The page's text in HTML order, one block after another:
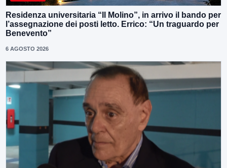
Residenza universitaria “Il Molino”, in arrivo il bando per
l’assegnazione dei posti letto. Errico: “Un traguardo per
Benevento”
6 AGOSTO 2026